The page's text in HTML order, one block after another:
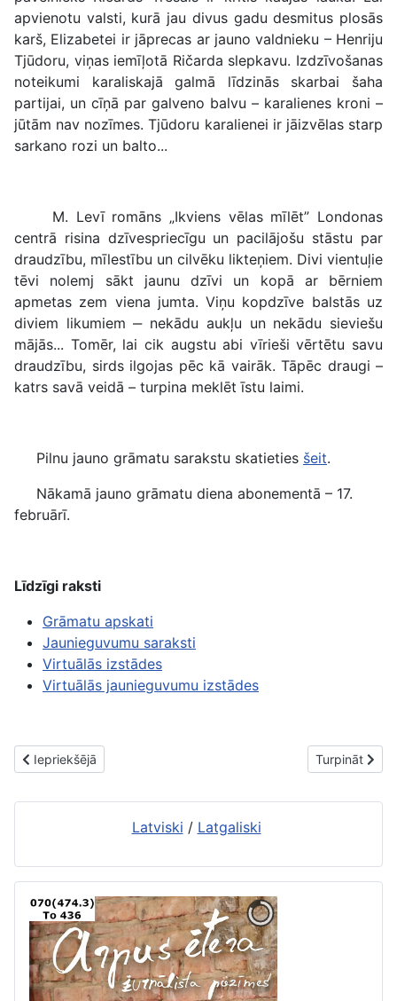
apvienotu valsti, kurā jau divus gadu desmitus plosās
karš, Elizabetei ir jāprecas ar jauno valdnieku – Henriju
Tjūdoru, viņas iemīļotā Ričarda slepkavu. Izdzīvošanas
noteikumi karaliskajā galmā līdzinās skarbai šaha
partijai, un cīņā par galveno balvu – karalienes kroni –
jūtām nav nozīmes. Tjūdoru karalienei ir jāizvēlas starp
sarkano rozi un balto...
M. Levī romāns „Ikviens vēlas mīlēt” Londonas
centrā risina dzīvespriecīgu un pacilājošu stāstu par
draudzību, mīlestību un cilvēku likteņiem. Divi vientuļie
tēvi nolemj sākt jaunu dzīvi un kopā ar bērniem
apmetas zem viena jumta. Viņu kopdzīve balstās uz
diviem likumiem ‒ nekādu aukļu un nekādu sieviešu
mājās... Tomēr, lai cik augstu abi vīrieši vērtētu savu
draudzību, sirds ilgojas pēc kā vairāk. Tāpēc draugi –
katrs savā veidā – turpina meklēt īstu laimi.
Pilnu jauno grāmatu sarakstu skatieties šeit.
Nākamā jauno grāmatu diena abonementā – 17.
februārī.
Līdzīgi raksti
Grāmatu apskati
Jaunieguvumu saraksti
Virtuālās izstādes
Virtuālās jaunieguvumu izstādes
Iepriekšējais raksts: Jaunās grāmatas. 17. februāris
Iepriekšējā Nākamais
Turpināt
Latviski / Latgaliski